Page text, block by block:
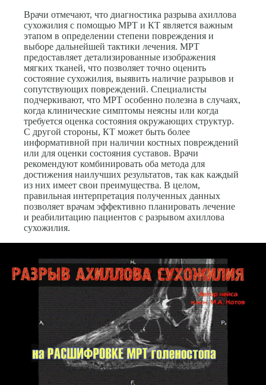
Врачи отмечают, что диагностика разрыва ахиллова
сухожилия с помощью МРТ и КТ является важным
этапом в определении степени повреждения и
выборе дальнейшей тактики лечения. МРТ
предоставляет детализированные изображения
мягких тканей, что позволяет точно оценить
состояние сухожилия, выявить наличие разрывов и
сопутствующих повреждений. Специалисты
подчеркивают, что МРТ особенно полезна в случаях,
когда клинические симптомы неясны или когда
требуется оценка состояния окружающих структур.
С другой стороны, КТ может быть более
информативной при наличии костных повреждений
или для оценки состояния суставов. Врачи
рекомендуют комбинировать оба метода для
достижения наилучших результатов, так как каждый
из них имеет свои преимущества. В целом,
правильная интерпретация полученных данных
позволяет врачам эффективно планировать лечение
и реабилитацию пациентов с разрывом ахиллова
сухожилия.